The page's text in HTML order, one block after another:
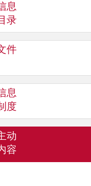
息
录
件
息
度
动
容